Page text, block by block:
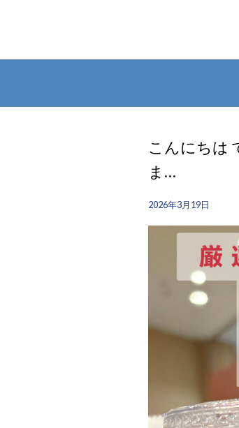
こんにちは︎
ま…
2026年3月19日